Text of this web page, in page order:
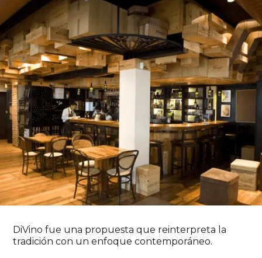
DiVino fue una propuesta que reinterpreta la
tradición con un enfoque contemporáneo.